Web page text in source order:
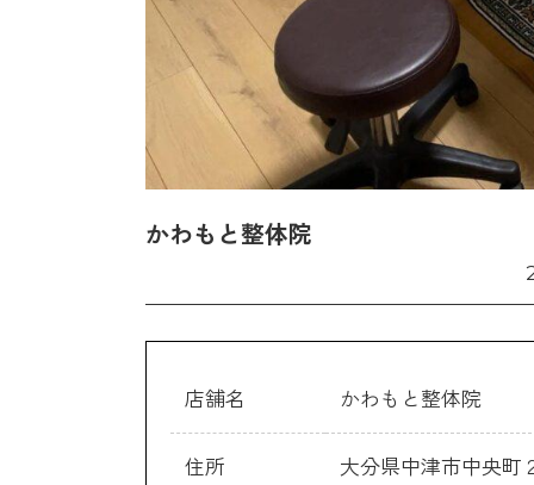
かわもと整体院
店舗名 かわもと整体院
住所 大分県中津市中央町